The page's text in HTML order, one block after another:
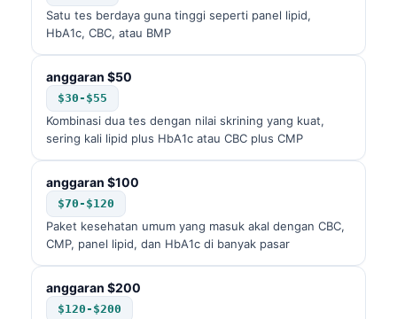
Satu tes berdaya guna tinggi seperti panel lipid,
HbA1c, CBC, atau BMP
anggaran $50
$30-$55
Kombinasi dua tes dengan nilai skrining yang kuat,
sering kali lipid plus HbA1c atau CBC plus CMP
anggaran $100
$70-$120
Paket kesehatan umum yang masuk akal dengan CBC,
CMP, panel lipid, dan HbA1c di banyak pasar
anggaran $200
$120-$200
Eesti
Čeština
ქართული
Русский
Lietuvių kalba
Polski
한국어
Slovenščina
Magyar
Shqip